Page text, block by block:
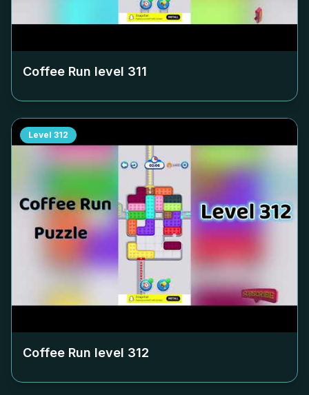
Coffee Run level 311
Level 312
Coffee Run level 312